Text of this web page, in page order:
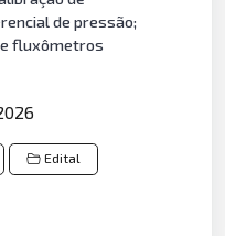
de pressão;
fluxômetros
Edital